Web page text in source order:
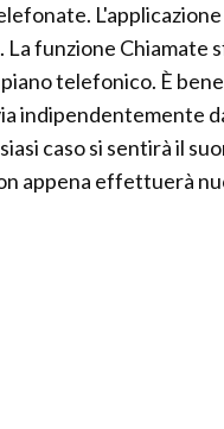
La funzione
telefonico. È
indipendentemente
caso si sentirà il
appena effettuerà